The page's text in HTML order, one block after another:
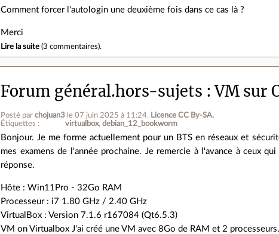
Comment forcer l'autologin une deuxième fois dans ce cas là ?
Merci
Lire la suite (3 commentaires).
Forum général.hors-sujets VM sur
Posté parchojuan3 le 07 juin 2025 à 11:24. Licence CC By‑SA.
Étiquettes :
virtualbox debian_12_bookworm
Bonjour. Je me forme actuellement pour un BTS en réseaux et
mes examens de l'année prochaine. Je remercie à l'avance à ceux
réponse.
Hôte : Win11Pro - 32Go RAM
Processeur : i7 1.80 GHz / 2.40 GHz
VirtualBox : Version 7.1.6 r167084 (Qt6.5.3)
VM on Virtualbox J'ai créé une VM avec 8Go de RAM et 2